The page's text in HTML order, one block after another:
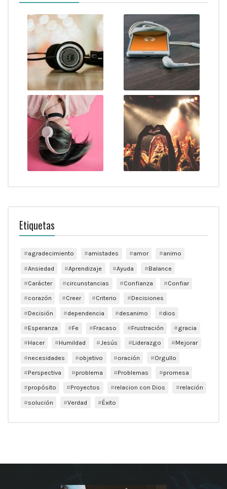
Etiquetas
agradecimiento amistades amor
animo
Ansiedad
Aprendizaje Ayuda
Balance
Carácter
circunstancias Confianza
Confiar
corazón
Creer Criterio
Decisiones
Decisión
dependencia desanimo
dios
Esperanza
Fe Fracaso Frustración
gracia
Hacer
Humildad Jesús Liderazgo
Mejorar
necesidades
objetivo oración
Orgullo
Perspectiva
problema Problemas
promesa
propósito
Proyectos relacion con Dios
relación
solución
Verdad Éxito